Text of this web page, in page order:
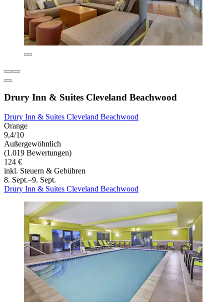
Drury Inn & Suites Cleveland Beachwood
Drury Inn & Suites Cleveland Beachwood
Orange
9,4/10
Außergewöhnlich
(1.019 Bewertungen)
124 €
inkl. Steuern & Gebühren
8. Sept.–9. Sept.
Drury Inn & Suites Cleveland Beachwood